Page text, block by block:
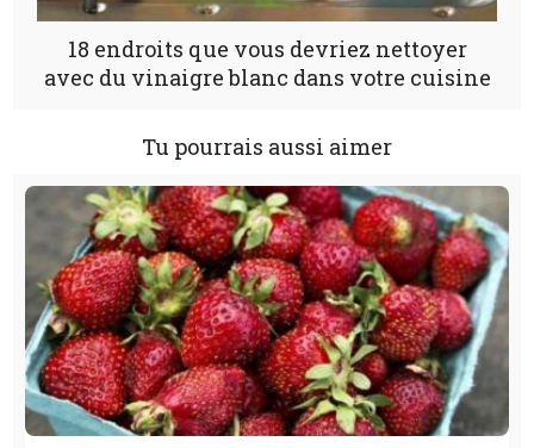
18 endroits que vous devriez nettoyer
avec du vinaigre blanc dans votre cuisine
Tu pourrais aussi aimer